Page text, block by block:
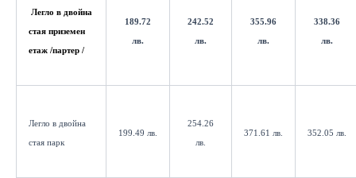
Легло в двойна
стая приземен
етаж /партер /
189.72
лв.
242.52
лв.
355.96
лв.
338.36
лв.
Легло в двойна
стая парк
199.49 лв.
254.26
лв.
371.61 лв. 352.05 лв.